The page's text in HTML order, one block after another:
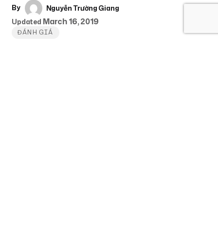
By
Nguyễn Trường Giang
Updated March 16, 2019
ĐÁNH GIÁ